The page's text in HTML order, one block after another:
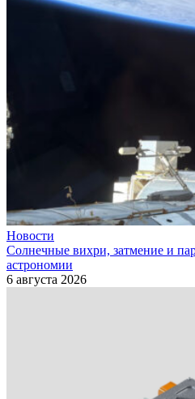
Новости
Солнечные вихри, затмение и
астрономии
6 августа 2026